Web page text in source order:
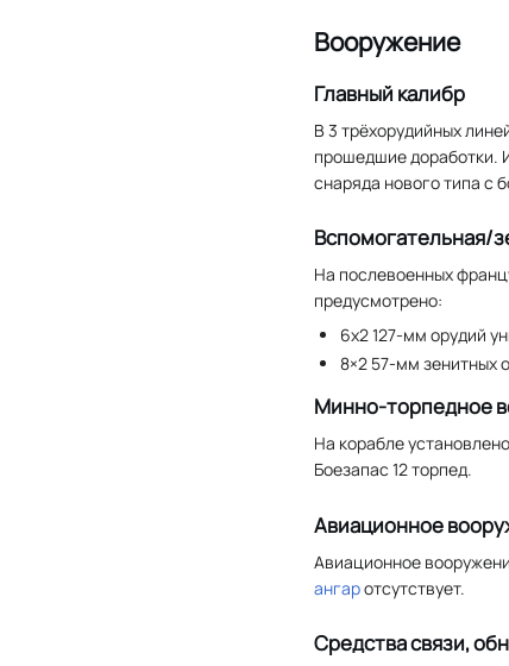
Вооружение
Главный калибр
В 3 трёхорудийных
прошедшие доработки.
снаряда нового типа с
Вспомогательная/
На послевоенных
предусмотрено:
6x2 127-мм орудий
8×2 57-мм зенитных
Минно-торпедное
На корабле
Боезапас 12 торпед.
Авиационное
Авиационное
ангаротсутствует.
Средства связи,